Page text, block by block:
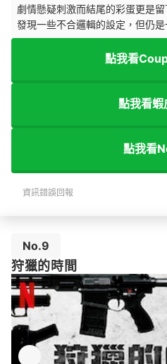
劇情懸疑刺激而結尾的彩蛋更是
發現一些不合邏輯的設定，但仍
點我看
點我看蝦
點我看
資訊錯誤回報
No.9
狩獵的時間